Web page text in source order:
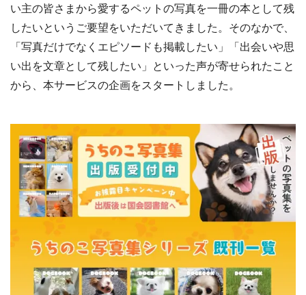
い主の皆さまから愛するペットの写真を一冊の本として残
したいというご要望をいただいてきました。そのなかで、
「写真だけでなくエピソードも掲載したい」「出会いや思
い出を文章として残したい」といった声が寄せられたこと
から、本サービスの企画をスタートしました。